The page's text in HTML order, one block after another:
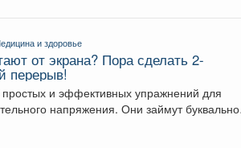
и здоровье
от экрана? Пора сделать 2-
перерыв!
и эффективных упражнений для
напряжения. Они займут буквально